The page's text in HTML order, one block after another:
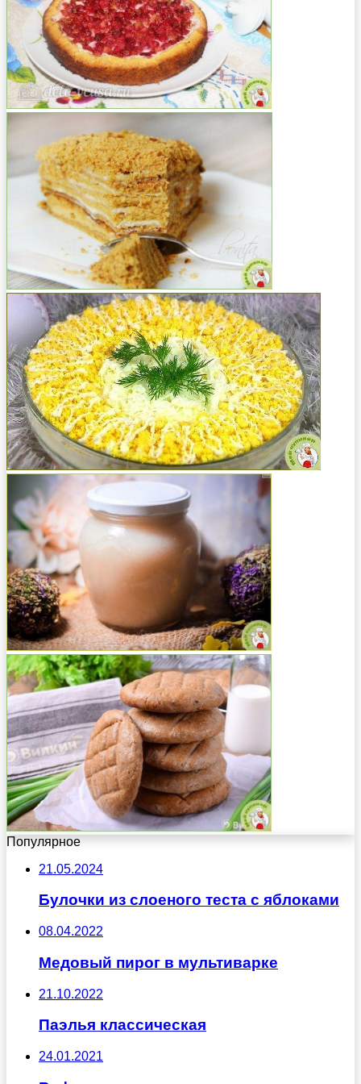
Популярное
21.05.2024
Булочки из слоеного теста с яблоками
08.04.2022
Медовый пирог в мультиварке
21.10.2022
Паэлья классическая
24.01.2021